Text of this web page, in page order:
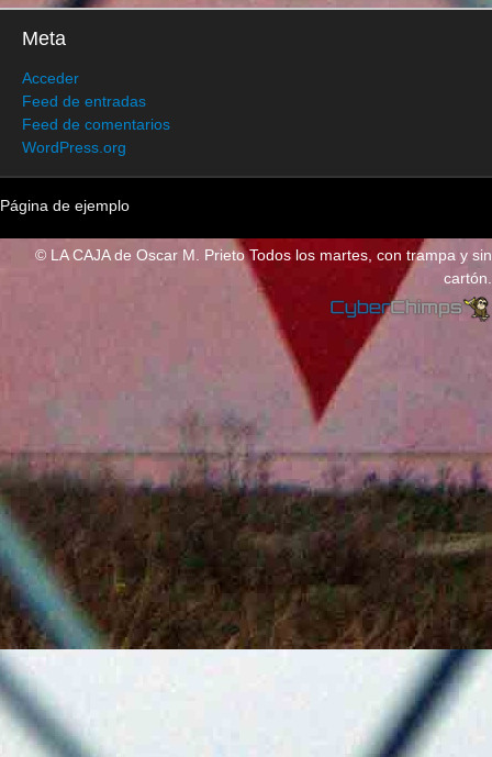
Meta
Acceder
Feed de entradas
Feed de comentarios
WordPress.org
Página de ejemplo
© LA CAJA de Oscar M. Prieto Todos los martes, con trampa y sin
cartón.